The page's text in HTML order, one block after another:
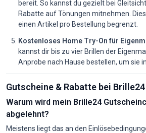
bereit. So kannst du gezielt bei
Rabatte auf Tönungen mitnehmen.
einen Artikel pro Bestellung begrenzt.
Kostenloses Home Try-On für
kannst dir bis zu vier Brillen der
Anprobe nach Hause bestellen, um sie
Gutscheine & Rabatte bei
Warum wird mein Brille24
abgelehnt?
Meistens liegt das an den